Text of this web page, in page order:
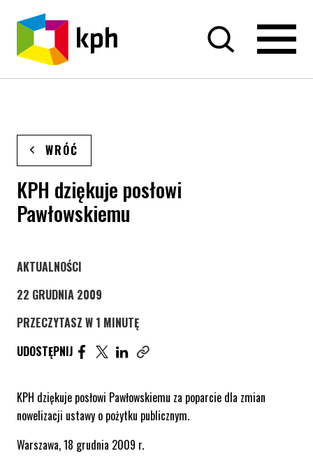
PRZEJDŹ DO TREŚCI
WRÓĆ
KPH dziękuje posłowi
Pawłowskiemu
STRONA KATEGORII WPISÓW
AKTUALNOŚCI
22 GRUDNIA 2009
PRZECZYTASZ W 1 MINUTĘ
UDOSTĘPNIJ
UDOSTĘPNIJ ARTYKUŁ NA FACEBOOK. STRONA
UDOSTĘPNIJ ARTYKUŁ NA TWITTER.
UDOSTĘPNIJ ARTYKUŁ NA LINKEDIN.
KPH dziękuje posłowi Pawłowskiemu za poparcie dla zmian
nowelizacji ustawy o pożytku publicznym.
Warszawa, 18 grudnia 2009 r.